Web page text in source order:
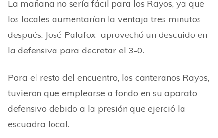
La mañana no sería fácil para los Rayos, ya que
los locales aumentarían la ventaja tres minutos
después. José Palafox aprovechó un descuido en
la defensiva para decretar el 3-0.
Para el resto del encuentro, los canteranos Rayos,
tuvieron que emplearse a fondo en su aparato
defensivo debido a la presión que ejerció la
escuadra local.